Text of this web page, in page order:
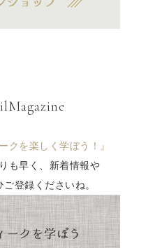
ークを楽しく学ぼう！』
も早く、新着情報や
登録くださいね。